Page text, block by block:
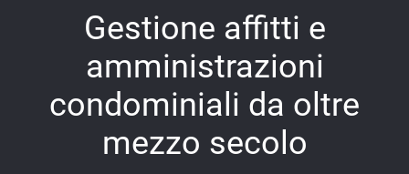
Gestione affitti e
amministrazioni
condominiali da oltre
mezzo secolo